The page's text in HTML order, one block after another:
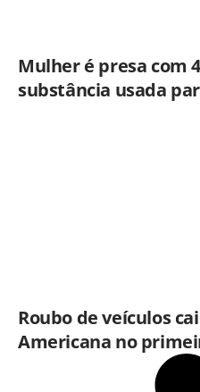
Mulher é presa com
substância usada
Roubo de veículos
Americana no